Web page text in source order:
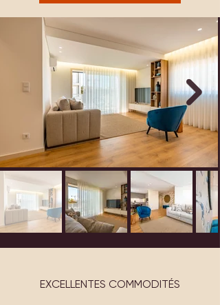
EXCELLENTES COMMODITÉS